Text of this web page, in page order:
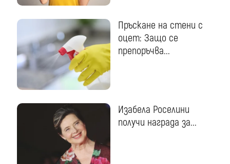
Пръскане на стени с
оцет: Защо се
препоръчва...
Изабела Роселини
получи награда за...